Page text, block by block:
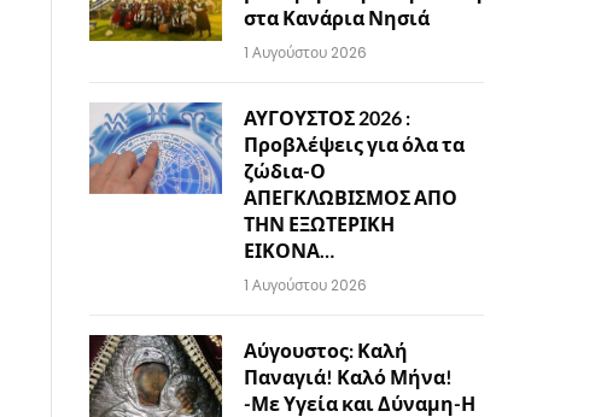
στα Κανάρια Νησιά
1 Αυγούστου 2026
ΑΥΓΟΥΣΤΟΣ 2026 :
Προβλέψεις για όλα τα
ζώδια-Ο
ΑΠΕΓΚΛΩΒΙΣΜΟΣ ΑΠΟ
ΤΗΝ ΕΞΩΤΕΡΙΚΗ
ΕΙΚΟΝΑ…
1 Αυγούστου 2026
Αύγουστος: Καλή
Παναγιά! Καλό Μήνα!
-Με Υγεία και Δύναμη-Η